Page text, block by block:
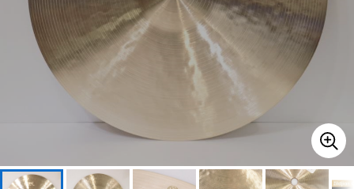
その他楽器
アンプ エフェクター
DJ機器 DTM
DTM オンライン納品 レコーディング機器